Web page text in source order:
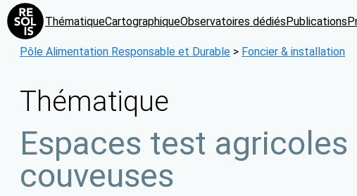
Aller
au
contenu
ThématiqueCartographiqueObservatoires dédiésPublications
Pôle Alimentation Responsable et Durable > Foncier & installation
Thématique
Espaces test agricoles
couveuses